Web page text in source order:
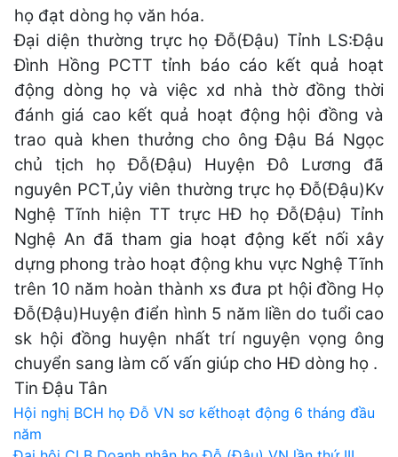
họ đạt dòng họ văn hóa.
Đại diện thường trực họ Đỗ(Đậu) Tỉnh LS:Đậu
Đình Hồng PCTT tỉnh báo cáo kết quả hoạt
động dòng họ và việc xd nhà thờ đồng thời
đánh giá cao kết quả hoạt động hội đồng và
trao quà khen thưởng cho ông Đậu Bá Ngọc
chủ tịch họ Đỗ(Đậu) Huyện Đô Lương đã
nguyên PCT,ủy viên thường trực họ Đỗ(Đậu)Kv
Nghệ Tĩnh hiện TT trực HĐ họ Đỗ(Đậu) Tỉnh
Nghệ An đã tham gia hoạt động kết nối xây
dựng phong trào hoạt động khu vực Nghệ Tĩnh
trên 10 năm hoàn thành xs đưa pt hội đồng Họ
Đỗ(Đậu)Huyện điển hình 5 năm liền do tuổi cao
sk hội đồng huyện nhất trí nguyện vọng ông
chuyển sang làm cố vấn giúp cho HĐ dòng họ .
Tin Đậu Tân
Điều
Hội nghị BCH họ Đỗ VN sơ kếthoạt động 6 tháng đầu
năm